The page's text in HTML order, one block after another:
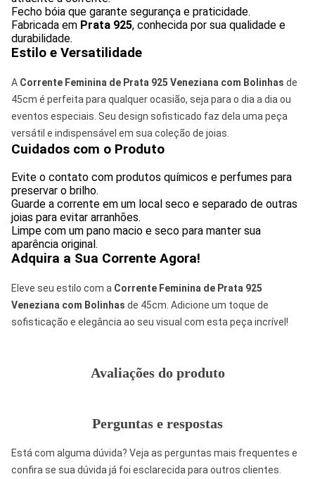
Fecho bóia que garante segurança e praticidade.
Fabricada em Prata 925, conhecida por sua qualidade e
durabilidade.
Estilo e Versatilidade
A Corrente Feminina de Prata 925 Veneziana com Bolinhas de
45cm é perfeita para qualquer ocasião, seja para o dia a dia ou
eventos especiais. Seu design sofisticado faz dela uma peça
versátil e indispensável em sua coleção de joias.
Cuidados com o Produto
Evite o contato com produtos químicos e perfumes para
preservar o brilho.
Guarde a corrente em um local seco e separado de outras
joias para evitar arranhões.
Limpe com um pano macio e seco para manter sua
aparência original.
Adquira a Sua Corrente Agora!
Eleve seu estilo com a Corrente Feminina de Prata 925
Veneziana com Bolinhas de 45cm. Adicione um toque de
sofisticação e elegância ao seu visual com esta peça incrível!
Avaliações do produto
Perguntas e respostas
Está com alguma dúvida? Veja as perguntas mais frequentes e
confira se sua dúvida já foi esclarecida para outros clientes.